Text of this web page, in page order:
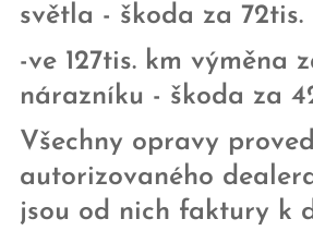
světla - škoda za 72tis.
-ve 127tis. km výměna
nárazníku - škoda za
Všechny opravy
autorizovaného
jsou od nich faktury k